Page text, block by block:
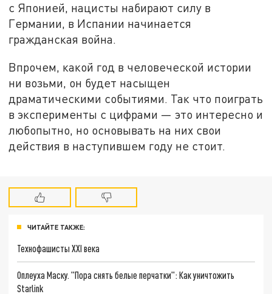
с Японией, нацисты набирают силу в
Германии, в Испании начинается
гражданская война.
Впрочем, какой год в человеческой истории
ни возьми, он будет насыщен
драматическими событиями. Так что поиграть
в эксперименты с цифрами — это интересно и
любопытно, но основывать на них свои
действия в наступившем году не стоит.
ЧИТАЙТЕ ТАКЖЕ:
Технофашисты XXI века
Оплеуха Маску. "Пора снять белые перчатки": Как уничтожить
Starlink